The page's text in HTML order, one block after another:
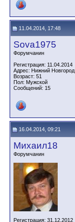
11.04.2014, 17:48
Sova1975
Форумчанин
Регистрация: 11.04.2014
Адрес: Нижний Новгород
Возраст: 51
Пол: Мужской
Сообщений: 15
16.04.2014, 09:21
Михаил18
Форумчанин
Регистрация: 31.12.2012